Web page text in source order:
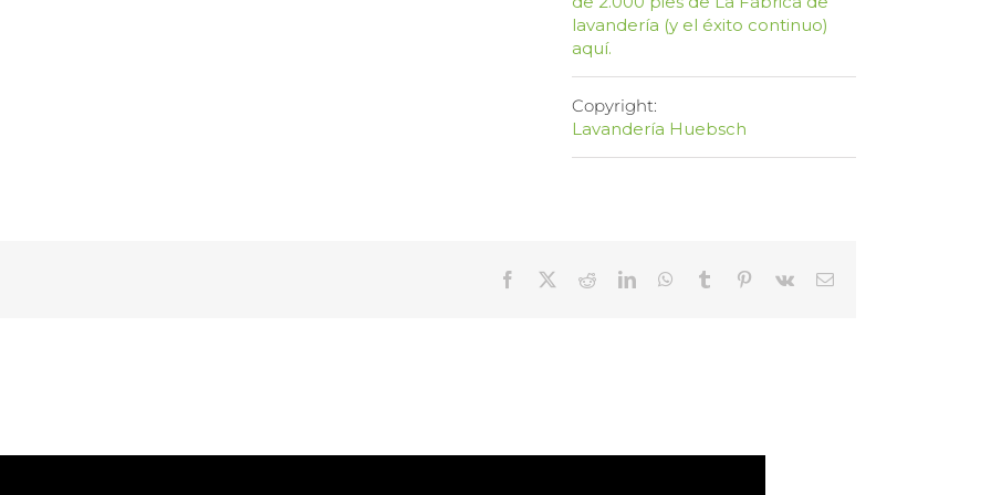
lavandería (y el éxito continuo)
aquí.
Copyright:
Lavandería Huebsch
Facebook RedditLinkedInWhatsApp
Tumblr Pinterest
Vk Email